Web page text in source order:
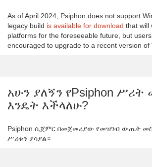
As of April 2024, Psiphon does not support
legacy build is available for download that will
platforms for the foreseeable future, but
encouraged to upgrade to a recent version of
አሁን ያለኝን የPsiphon
እንዴት እችላለሁ?
Psiphon ሲጀምር በመጀመሪያው የመዝገብ ውጤት
ሥሪቱን ያሳያል።